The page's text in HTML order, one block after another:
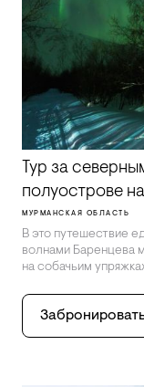
Тур за
полуострове
МУРМАНСКАЯ ОБЛАСТЬ
В это путешествие
волнами Баренцева
на собачьим